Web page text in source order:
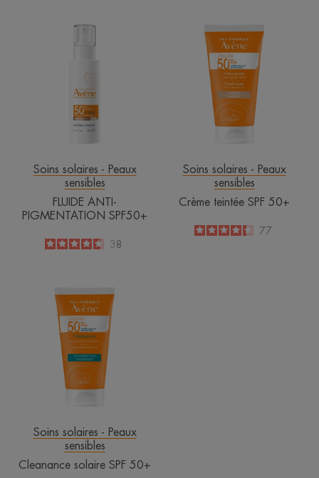
FLUIDE
SPF50+
Soins solaires - Peaux
sensibles
FLUIDE ANTI-
PIGMENTATION SPF50+
4.7
/
5
38
teintée
SPF
50+
Soins solaires - Peaux
sensibles
Crème teintée SPF 50+
4.3
/
5
77
solaire
SPF
50+
Soins solaires - Peaux
sensibles
Cleanance solaire SPF 50+